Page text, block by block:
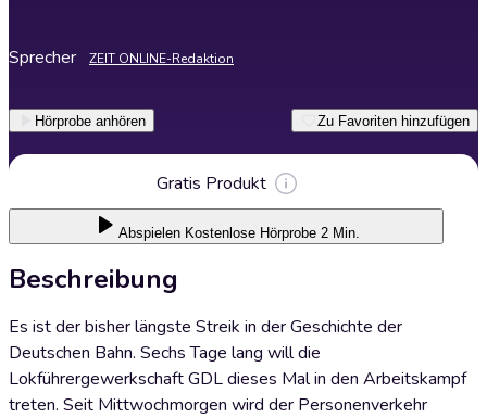
Sprecher ZEIT ONLINE-Redaktion
Hörprobe anhören Zu Favoriten hinzufügen
Gratis Produkt
Abspielen Kostenlose Hörprobe 2 Min.
Beschreibung
Es ist der bisher längste Streik in der Geschichte der
Deutschen Bahn. Sechs Tage lang will die
Lokführergewerkschaft GDL dieses Mal in den Arbeitskampf
treten. Seit Mittwochmorgen wird der Personenverkehr